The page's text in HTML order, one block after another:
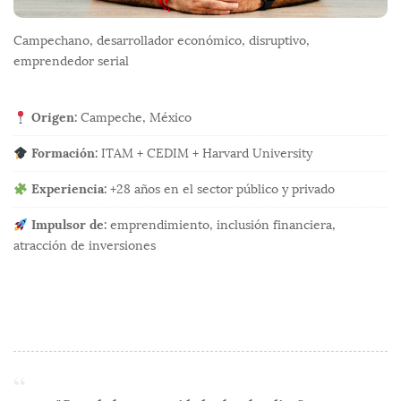
Campechano, desarrollador económico, disruptivo,
emprendedor serial
Origen:Campeche, México
Formación:ITAM + CEDIM + Harvard University
Experiencia:+28 años en el sector público y privado
Impulsor de:emprendimiento, inclusión financiera,
atracción de inversiones